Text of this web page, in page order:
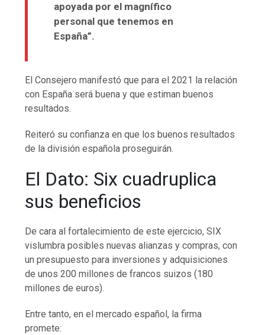
apoyada por el magnífico
personal que tenemos en
España”.
El Consejero manifestó que para el 2021 la relación
con España será buena y que estiman buenos
resultados.
Reiteró su confianza en que los buenos resultados
de la división española proseguirán.
El Dato: Six cuadruplica
sus beneficios
De cara al fortalecimiento de este ejercicio, SIX
vislumbra posibles nuevas alianzas y compras, con
un presupuesto para inversiones y adquisiciones
de unos 200 millones de francos suizos (180
millones de euros).
Entre tanto, en el mercado español, la firma
promete: